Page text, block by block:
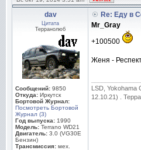
dav
Цитата
Терранолюб
Сообщений: 9850
Откуда: Иркутск
Бортовой Журнал:
Посмотреть Бортовой
Журнал (3)
Год выпуска: 1990
Модель: Terrano WD21
Двигатель: 3.0 (VG30E
Бензин)
Трансмиссия: мех.
Re: Еду в
Mr_Gray
+100500
Женя -
LSD, Yokohama
12.10.21) .